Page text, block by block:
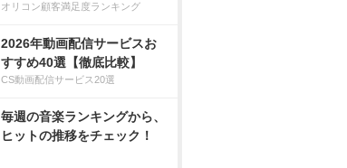
オリコン顧客満足度ランキング
2026年動画配信サービスお
すすめ40選【徹底比較】
CS動画配信サービス20選
毎週の音楽ランキングから、
ヒットの推移をチェック！